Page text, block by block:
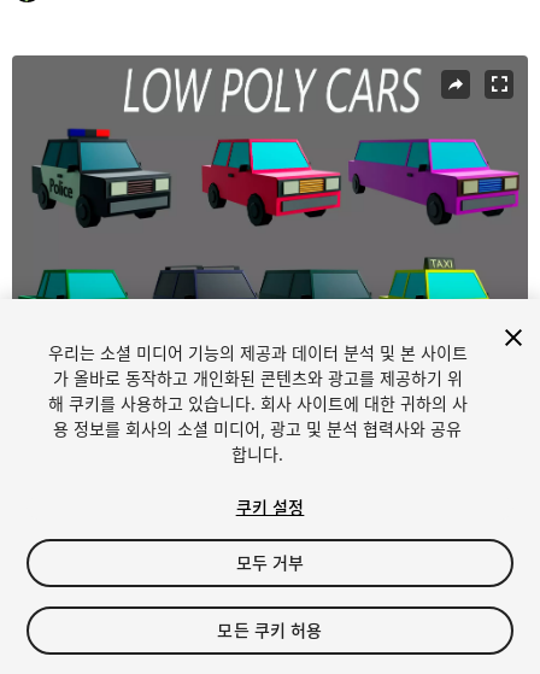
현재 슬라이드: 1 / 10
1/10
$7
세금/부가세는 결제 시 반영됩니다.
우리는 소셜 미디어 기능의 제공과 데이터 분석 및 본 사이트
가 올바로 동작하고 개인화된 콘텐츠와 광고를 제공하기 위
해 쿠키를 사용하고 있습니다. 회사 사이트에 대한 귀하의 사
용 정보를 회사의 소셜 미디어, 광고 및 분석 협력사와 공유
합니다.
쿠키 설정
모두 거부
모든 쿠키 허용